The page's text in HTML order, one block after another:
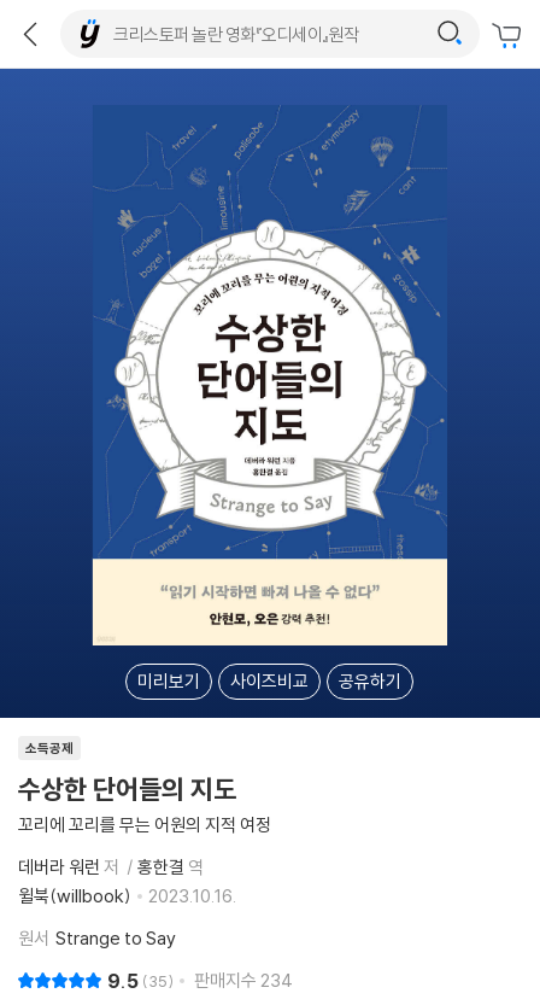
미리보기 사이즈비교 공유하기
소득공제
수상한 단어들의 지도
꼬리에 꼬리를 무는 어원의 지적 여정
데버라 워런 저 홍한결 역
윌북(willbook)
2023.10.16.
원서 Strange to Say
9.5 35 판매지수 234